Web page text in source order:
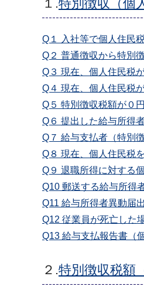
１.特別徴収（個
Q１ 入社等で個人住民
Q２ 普通徴収から特別
Q３ 現在、個人住民税
Q４ 現在、個人住民税
Q５ 特別徴収税額が０
Q６ 提出した給与所得
Q７ 給与支払者（特別
Q８ 現在、個人住民税
Q９ 退職所得に対する
Q10 郵送する給与所得
Q11 給与所得者異動届
Q12 従業員が死亡した
Q13 給与支払報告書（
２.特別徴収税額